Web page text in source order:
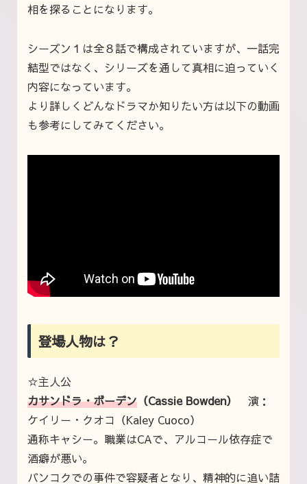
相を探ることになります。
シーズン１は全８話で構成されていますが、一話完
結型ではなく、シリーズを通して真相に迫っていく
内容になっています。
より詳しくどんなドラマか知りたい方は以下の動画
も参考にしてみてください。
登場人物は？
☆主人公
カサンドラ・ボーデン （Cassie Bowden）
演：
ケイリー・クオコ（Kaley Cuoco）
通称キャシー。職業はCAで、アルコール依存症で
酒癖が悪い。
バンコクでの事件で容疑者となり、精神的に追い詰